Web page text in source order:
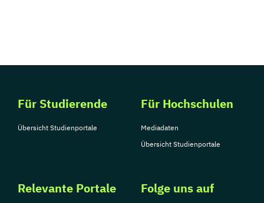
Für Studierende
Übersicht Studienportale
Für Hochschulen
Mediadaten
Übersicht Studienportale
Relevante Portale Folge uns auf